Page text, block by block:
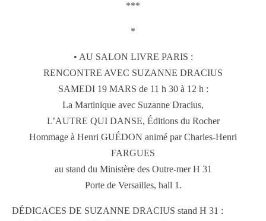
***
*
• AU SALON LIVRE PARIS :
RENCONTRE AVEC SUZANNE DRACIUS
SAMEDI 19 MARS de 11 h 30 à 12 h :
La Martinique avec Suzanne Dracius,
L’AUTRE QUI DANSE, Éditions du Rocher
Hommage à Henri GUÉDON animé par Charles-Henri
FARGUES
au stand du Ministère des Outre-mer H 31
Porte de Versailles, hall 1.
DÉDICACES DE SUZANNE DRACIUS stand H 31 :